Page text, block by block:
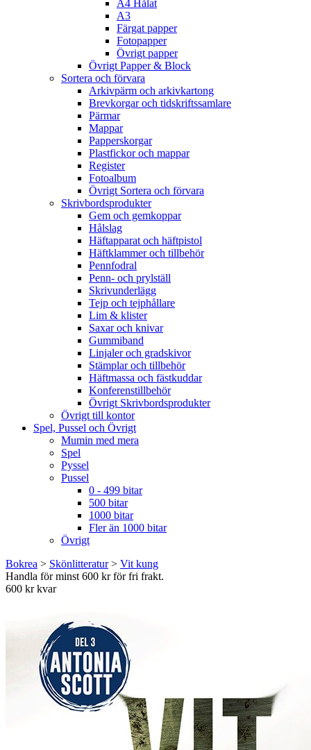
A4 Hålat
A3
Färgat papper
Fotopapper
Övrigt papper
Övrigt Papper & Block
Sortera och förvara
Arkivpärm och arkivkartong
Brevkorgar och tidskriftssamlare
Pärmar
Mappar
Papperskorgar
Plastfickor och mappar
Register
Fotoalbum
Övrigt Sortera och förvara
Skrivbordsprodukter
Gem och gemkoppar
Hålslag
Häftapparat och häftpistol
Häftklammer och tillbehör
Pennfodral
Penn- och prylställ
Skrivunderlägg
Tejp och tejphållare
Lim & klister
Saxar och knivar
Gummiband
Linjaler och gradskivor
Stämplar och tillbehör
Häftmassa och fästkuddar
Konferenstillbehör
Övrigt Skrivbordsprodukter
Övrigt till kontor
Spel, Pussel och Övrigt
Mumin med mera
Spel
Pyssel
Pussel
0 - 499 bitar
500 bitar
1000 bitar
Fler än 1000 bitar
Övrigt
Bokrea > Skönlitteratur> Vit kung
Handla för minst 600 kr för fri frakt.
600 kr kvar